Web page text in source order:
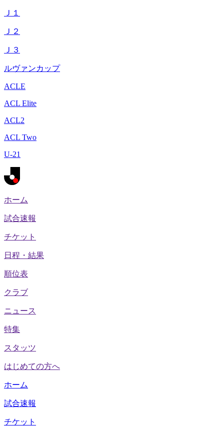
Ｊ１
Ｊ２
Ｊ３
ルヴァンカップ
ACLE
ACL Elite
ACL2
ACL Two
U-21
ホーム
試合速報
チケット
日程・結果
順位表
クラブ
ニュース
特集
スタッツ
はじめての方へ
ホーム
試合速報
チケット